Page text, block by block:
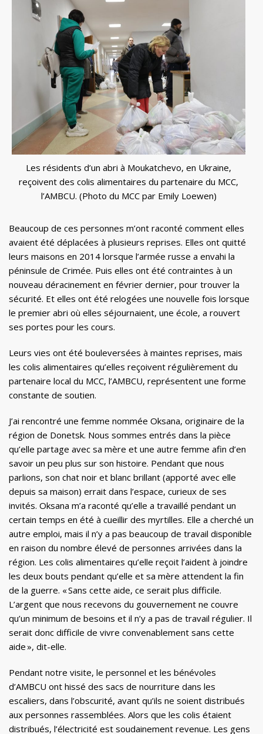
Les résidents d’un abri à Moukatchevo, en Ukraine,
reçoivent des colis alimentaires du partenaire du MCC,
l’AMBCU. (Photo du MCC par Emily Loewen)
Beaucoup de ces personnes m’ont raconté comment elles
avaient été déplacées à plusieurs reprises. Elles ont quitté
leurs maisons en 2014 lorsque l’armée russe a envahi la
péninsule de Crimée. Puis elles ont été contraintes à un
nouveau déracinement en février dernier, pour trouver la
sécurité. Et elles ont été relogées une nouvelle fois lorsque
le premier abri où elles séjournaient, une école, a rouvert
ses portes pour les cours.
Leurs vies ont été bouleversées à maintes reprises, mais
les colis alimentaires qu’elles reçoivent régulièrement du
partenaire local du MCC, l’AMBCU, représentent une forme
constante de soutien.
J’ai rencontré une femme nommée Oksana, originaire de la
région de Donetsk. Nous sommes entrés dans la pièce
qu’elle partage avec sa mère et une autre femme afin d’en
savoir un peu plus sur son histoire. Pendant que nous
parlions, son chat noir et blanc brillant (apporté avec elle
depuis sa maison) errait dans l’espace, curieux de ses
invités. Oksana m’a raconté qu’elle a travaillé pendant un
certain temps en été à cueillir des myrtilles. Elle a cherché un
autre emploi, mais il n’y a pas beaucoup de travail disponible
en raison du nombre élevé de personnes arrivées dans la
région. Les colis alimentaires qu’elle reçoit l’aident à joindre
les deux bouts pendant qu’elle et sa mère attendent la fin
de la guerre. « Sans cette aide, ce serait plus difficile.
L’argent que nous recevons du gouvernement ne couvre
qu’un minimum de besoins et il n’y a pas de travail régulier. Il
serait donc difficile de vivre convenablement sans cette
aide », dit-elle.
Pendant notre visite, le personnel et les bénévoles
d’AMBCU ont hissé des sacs de nourriture dans les
escaliers, dans l’obscurité, avant qu’ils ne soient distribués
aux personnes rassemblées. Alors que les colis étaient
distribués, l’électricité est soudainement revenue. Les gens